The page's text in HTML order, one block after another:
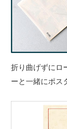
折り曲げずにロ
ーと一緒にポス